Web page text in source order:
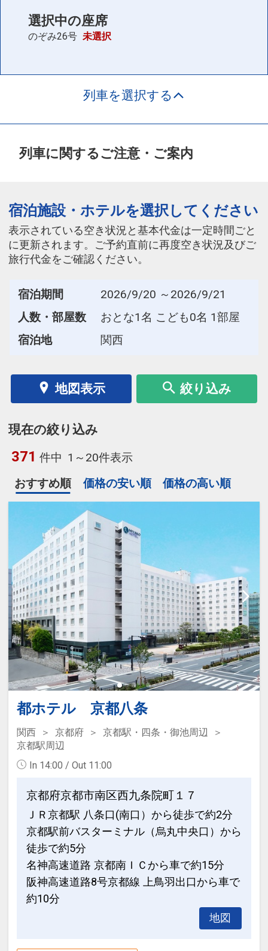
選択中の座席
のぞみ26号 未選択
列車を選択する
列車に関するご注意・ご案内
宿泊施設・ホテルを選択してください
表示されている空き状況と基本代金は一定時間ごと
に更新されます。ご予約直前に再度空き状況及びご
旅行代金をご確認ください。
宿泊期間
2026/9/20 ～2026/9/21
人数・部屋数
おとな1名 こども0名 1部屋
宿泊地
関西
地図表示 絞り込み
現在の絞り込み
371 件中 1～20件表示
おすすめ順
価格の安い順 価格の高い順
都ホテル 京都八条
関西 京都府
京都駅・四条・御池周辺
京都駅周辺
In 14:00 / Out 11:00
京都府京都市南区西九条院町１７
ＪＲ京都駅 八条口(南口）から徒歩で約2分
京都駅前バスターミナル（烏丸中央口）から
徒歩で約5分
名神高速道路 京都南ＩＣから車で約15分
阪神高速道路8号京都線 上鳥羽出口から車で
約10分
地図